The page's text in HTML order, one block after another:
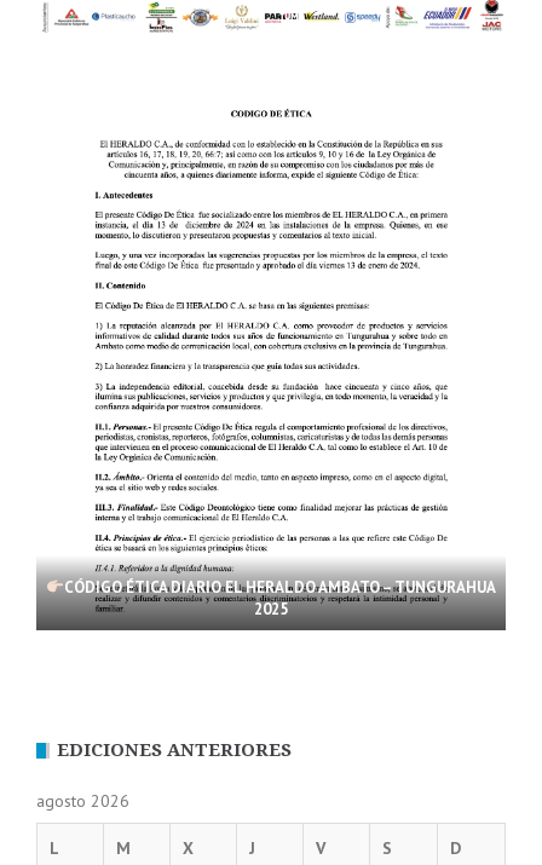
CÓDIGO ÉTICA DIARIO EL HERALDO AMBATO – TUNGURAHUA
2025
EDICIONES ANTERIORES
agosto 2026
L M X J V S D